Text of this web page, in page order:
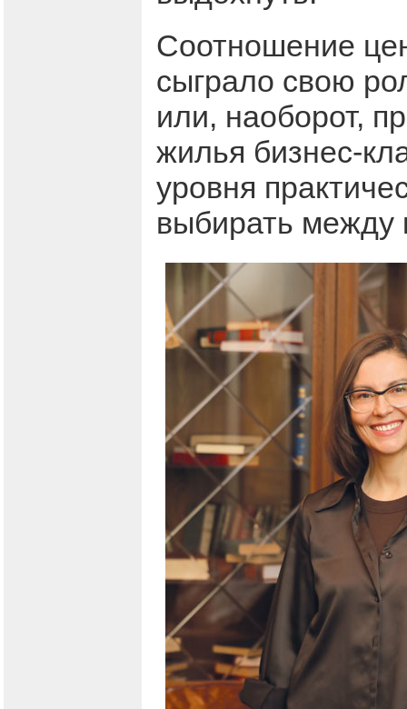
Соотношение
сыграло свою
или, наоборот,
жилья бизнес-
уровня
выбирать между